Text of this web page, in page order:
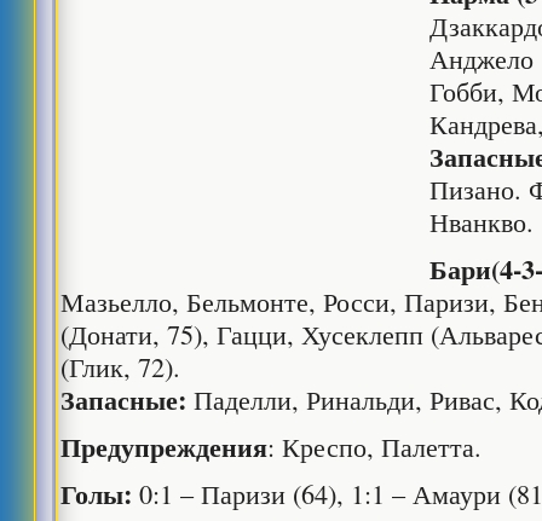
Анджело
Гобби,
Пизано.
Нванкво.
Бари(4-
Мазьелло, Бельмонте, Росси, Паризи,
(Донати, 75), Гацци, Хусеклепп
(Глик, 72).
Запасные: Паделли, Ринальди, Ривас,
Предупреждения: Креспо, Палетта.
Голы: 0:1 – Паризи (64), 1:1 – Амаури